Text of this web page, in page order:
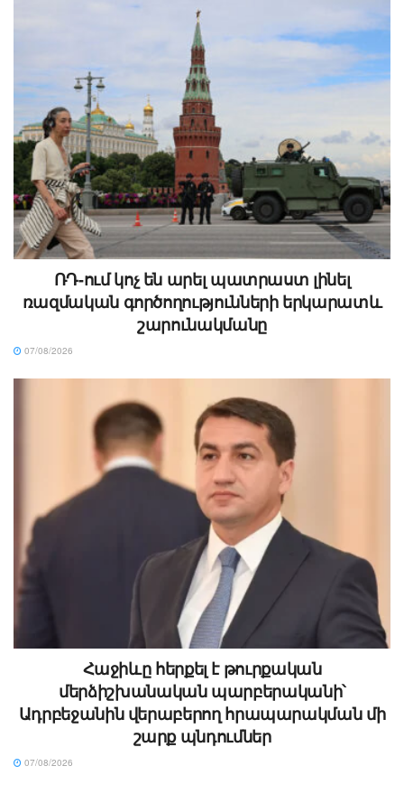
ՌԴ-ում կոչ են արել պատրաստ լինել
ռազմական գործողությունների երկարատև
շարունակմանը
07/08/2026
Հաջիևը հերքել է թուրքական
մերձիշխանական պարբերականի՝
Ադրբեջանին վերաբերող հրապարակման մի
շարք պնդումներ
07/08/2026